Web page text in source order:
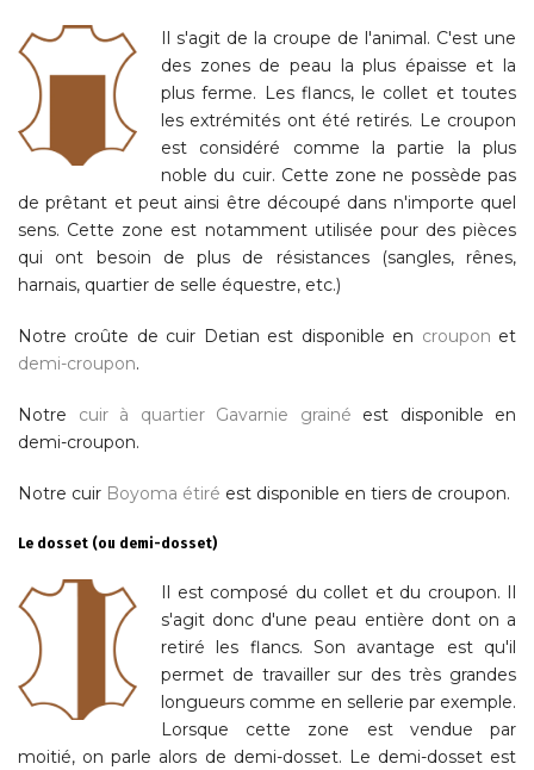
Il s'agit de la croupe de l'animal. C'est une
des zones de peau la plus épaisse et la
plus ferme. Les flancs, le collet et toutes
les extrémités ont été retirés. Le croupon
est considéré comme la partie la plus
noble du cuir. Cette zone ne possède pas
de prêtant et peut ainsi être découpé dans n'importe quel
sens. Cette zone est notamment utilisée pour des pièces
qui ont besoin de plus de résistances (sangles, rênes,
harnais, quartier de selle équestre, etc.)
Notre croûte de cuir Detian est disponible en croupon et
demi-croupon.
Notre cuir à quartier Gavarnie grainé est disponible en
demi-croupon.
Notre cuir Boyoma étiré est disponible en tiers de croupon.
Le dosset (ou demi-dosset)
Il est composé du collet et du croupon. Il
s'agit donc d'une peau entière dont on a
retiré les flancs. Son avantage est qu'il
permet de travailler sur des très grandes
longueurs comme en sellerie par exemple.
Lorsque cette zone est vendue par
moitié, on parle alors de demi-dosset. Le demi-dosset est